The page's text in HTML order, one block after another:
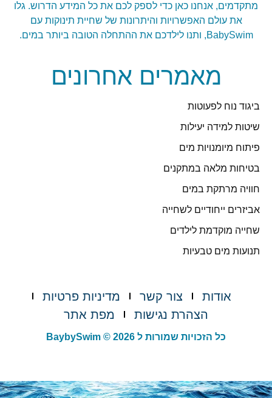
מתקדמים, אנחנו כאן כדי לספק לכם את כל המידע הדרוש. גלו
את עולם האפשרויות והיתרונות של שחיית תינוקות עם
BabySwim, ותנו לילדכם את ההתחלה הטובה ביותר במים.
מאמרים אחרונים
ביגוד נוח לפעוטות
שיטות למידה יעילות
פיתוח מיומנויות מים
בטיחות מלאה במתקנים
חוויה מרתקת במים
אביזרים ייחודיים לשחייה
שחייה מוקדמת לילדים
תנועות מים טבעיות
אודות צור קשר
מדיניות פרטיות
הצהרת נגישות
מפת אתר
כל הזכויות שמורות ל BaybySwim © 2026